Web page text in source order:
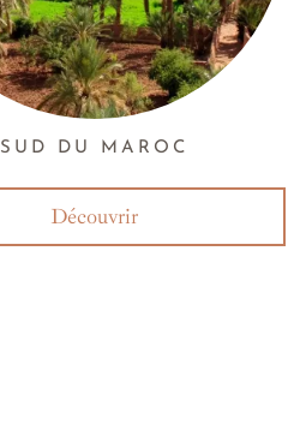
SUD DU MAROC
Découvrir